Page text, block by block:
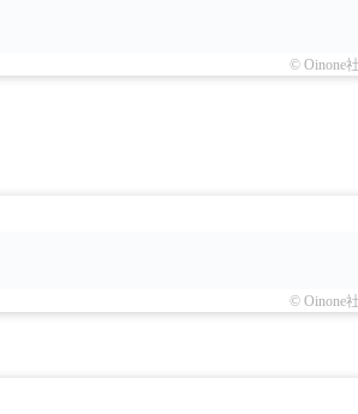
© Oinone
© Oinone